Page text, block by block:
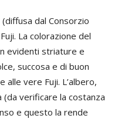
dal Consorzio
La colorazione del
evidenti striature e
succosa e di buon
alle vere Fuji. L’albero,
verificare la costanza
e questo la rende